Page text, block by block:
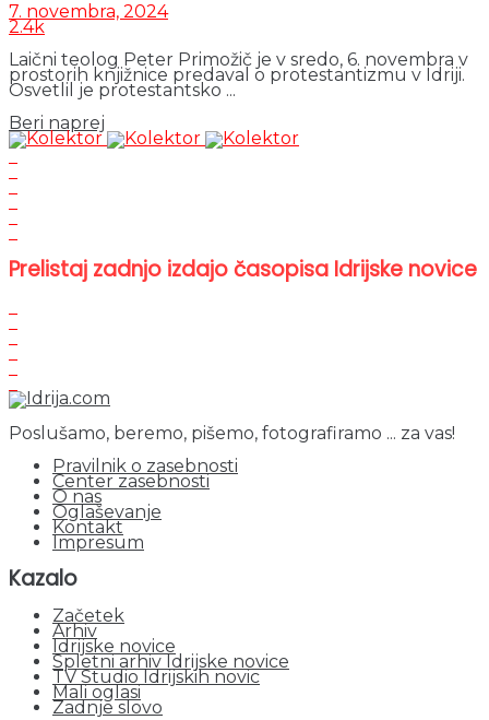
7. novembra, 2024
2.4k
Laični teolog Peter Primožič je v sredo, 6. novembra v
prostorih knjižnice predaval o protestantizmu v Idriji.
Osvetlil je protestantsko ...
Beri naprej
Prelistaj zadnjo izdajo časopisa Idrijske novice
Poslušamo, beremo, pišemo, fotografiramo ... za vas!
Pravilnik o zasebnosti
Center zasebnosti
O nas
Oglaševanje
Kontakt
Impresum
Kazalo
Začetek
Arhiv
Idrijske novice
Spletni arhiv Idrijske novice
TV Studio Idrijskih novic
Mali oglasi
Zadnje slovo